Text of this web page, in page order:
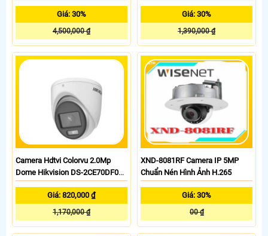
Giá: 30%
4,500,000 ₫
Giá: 30%
1,390,000 ₫
Camera Hdtvi Colorvu 2.0Mp
Dome Hikvision DS-2CE70DF0T-
Giá: 820,000 ₫
1,170,000 ₫
XND-8081RF Camera IP 5MP
Chuẩn Nén Hình Ảnh H.265
Giá: 30%
00 ₫